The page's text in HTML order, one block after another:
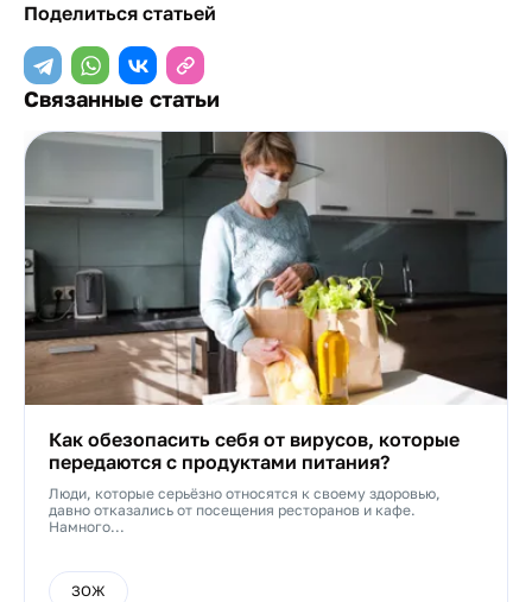
Поделиться статьей
Связанные статьи
Как обезопасить себя от вирусов, которые
передаются с продуктами питания?
Люди, которые серьёзно относятся к своему здоровью,
давно отказались от посещения ресторанов и кафе.
Намного...
ЗОЖ